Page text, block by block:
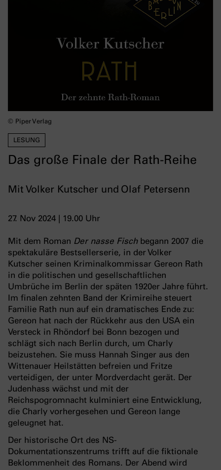
LESUNG
Das große Finale der Rath-Reihe
Mit Volker Kutscher und Olaf Petersenn
27. Nov 2024 | 19.00 Uhr
© Piper Verlag
Mit dem Roman Der nasse Fischbegann 2007 die
spektakuläre Bestsellerserie, in der Volker
Kutscher seinen Kriminalkommissar Gereon Rath
in die politischen und gesellschaftlichen
Umbrüche im Berlin der späten 1920er Jahre führt.
Im finalen zehnten Band der Krimireihe steuert
Familie Rath nun auf ein dramatisches Ende zu:
Gereon hat nach der Rückkehr aus den USA ein
Versteck in Rhöndorf bei Bonn bezogen und
schlägt sich nach Berlin durch, um Charly
beizustehen. Sie muss Hannah Singer aus den
Wittenauer Heilstätten befreien und Fritze
verteidigen, der unter Mordverdacht gerät. Der
Judenhass wächst und mit der
Reichspogromnacht kulminiert eine Entwicklung,
die Charly vorhergesehen und Gereon lange
geleugnet hat.
Der historische Ort des NS-
Dokumentationszentrums trifft auf die fiktionale
Beklommenheit des Romans. Der Abend wird